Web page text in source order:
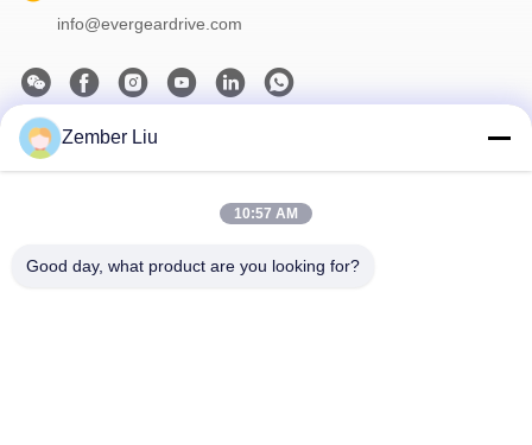
info@evergeardrive.com
Bản tin của chúng tôi
Zember Liu
10:57 AM
Good day, what product are you looking for?